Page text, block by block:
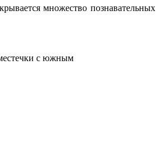
множество познавательных
с южным